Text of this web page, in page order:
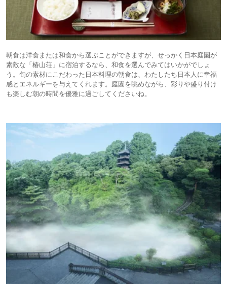
朝食は洋食または和食から選ぶことができますが、せっかく日本庭園が
素敵な「椿山荘」に宿泊するなら、和食を選んでみてはいかがでしょ
う。旬の素材にこだわった日本料理の朝食は、わたしたち日本人に幸福
感とエネルギーを与えてくれます。庭園を眺めながら、彩りや盛り付け
も楽しむ朝の時間を優雅に過ごしてくださいね。